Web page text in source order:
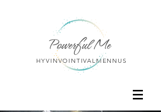
HYVINVOINTIVALMENNUS